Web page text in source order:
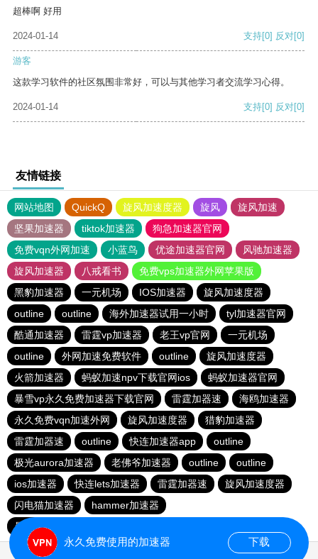
超棒啊 好用
2024-01-14 支持[0] 反对[0]
游客
这款学习软件的社区氛围非常好，可以与其他学习者交流学习心得。
2024-01-14 支持[0] 反对[0]
友情链接
网站地图 QuickQ 旋风加速度器 旋风
旋风加速
坚果加速器
tiktok加速器
狗急加速器官网
免费vqn外网加速
小蓝鸟 优途加速器官网
风驰加速器
旋风加速器
八戒看书
免费vps加速器外网苹果版
黑豹加速器
一元机场 IOS加速器
旋风加速度器
outline
outline 海外加速器试用一小时
tyl加速器官网
酷通加速器
雷霆vp加速器 老王vp官网
一元机场
outline
外网加速免费软件 outline
旋风加速度器
火箭加速器
蚂蚁加速npv下载官网ios
蚂蚁加速器官网
暴雪vp永久免费加速器下载官网
雷霆加器速
海鸥加速器
永久免费vqn加速外网
旋风加速度器
猎豹加速器
雷霆加器速
outline 快连加速器app
outline
极光aurora加速器
老佛爷加速器 outline
outline
ios加速器
快连lets加速器 雷霆加器速
旋风加速度器
闪电猫加速器
hammer加速器
暴雪vp永久免费加速器下载官网
永久免费使用的加速器 下载